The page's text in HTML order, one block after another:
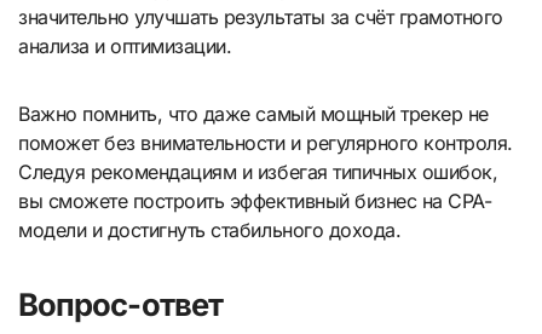
значительно улучшать результаты за счёт грамотного
анализа и оптимизации.
Важно помнить, что даже самый мощный трекер не
поможет без внимательности и регулярного контроля.
Следуя рекомендациям и избегая типичных ошибок,
вы сможете построить эффективный бизнес на CPA-
модели и достигнуть стабильного дохода.
Вопрос-ответ